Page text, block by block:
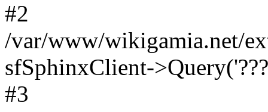
#2
/var/www/wikigamia.net/
sfSphinxClient-
#3